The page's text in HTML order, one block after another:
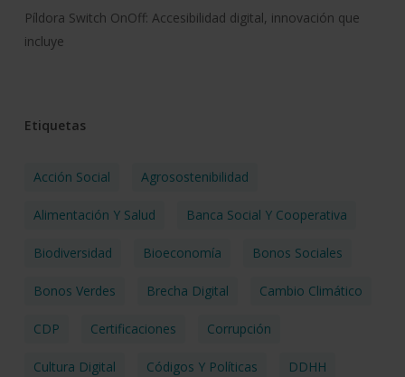
Píldora Switch OnOff: Accesibilidad digital, innovación que
incluye
Etiquetas
Acción Social Agrosostenibilidad
Alimentación Y Salud Banca Social Y Cooperativa
Biodiversidad Bioeconomía Bonos Sociales
Bonos Verdes Brecha Digital Cambio Climático
CDP Certificaciones Corrupción
Cultura Digital Códigos Y Políticas DDHH